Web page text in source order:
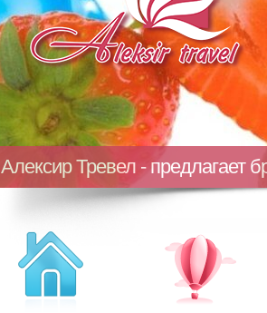
Алексир Тревел - предлагает